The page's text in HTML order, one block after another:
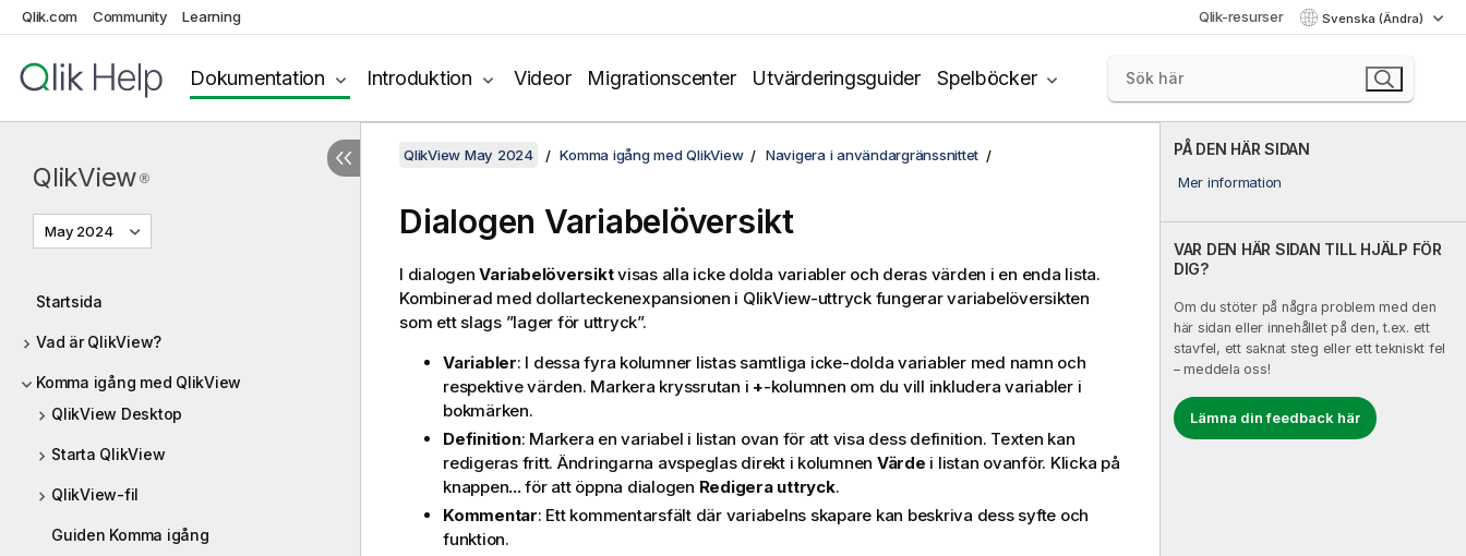
Qlik.com Community Learning Qlik-resurser Svenska (Ändra)
Dokumentation Introduktion Videor Migrationscenter Utvärderingsguider Spelböcker
QlikView ®
May 2024
Startsida
Vad är QlikView?
Komma igång med QlikView
QlikView Desktop
Starta QlikView
QlikView-fil
Guiden Komma igång
PÅ DEN HÄR SIDAN
Mer information
VAR DEN HÄR SIDAN TILL HJÄLP FÖR
DIG?
Om du stöter på några problem med den
här sidan eller innehållet på den, t.ex. ett
stavfel, ett saknat steg eller ett tekniskt fel
– meddela oss!
Lämna din feedback här
QlikView May 2024 Komma igång med QlikView Navigera i användargränssnittet
Dialogen Variabelöversikt
I dialogenVariabelöversiktvisas alla icke dolda variabler och deras värden i en enda lista.
Kombinerad med dollarteckenexpansionen i QlikView-uttryck fungerar variabelöversikten
som ett slags ”lager för uttryck”.
Variabler: I dessa fyra kolumner listas samtliga icke-dolda variabler med namn och
respektive värden. Markera kryssrutan i +-kolumnen om du vill inkludera variabler i
bokmärken.
Definition: Markera en variabel i listan ovan för att visa dess definition. Texten kan
redigeras fritt. Ändringarna avspeglas direkt i kolumnen Värde i listan ovanför. Klicka på
knappen...för att öppna dialogen Redigera uttryck.
Kommentar: Ett kommentarsfält där variabelns skapare kan beskriva dess syfte och
funktion.